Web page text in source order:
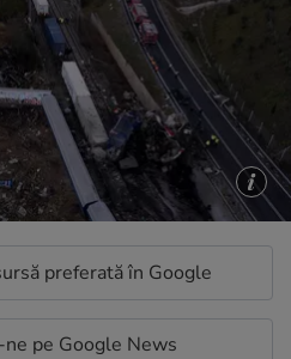
preferată în Google
pe Google News